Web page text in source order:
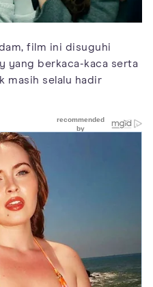
film ini disuguhi
yang berkaca-kaca serta
masih selalu hadir